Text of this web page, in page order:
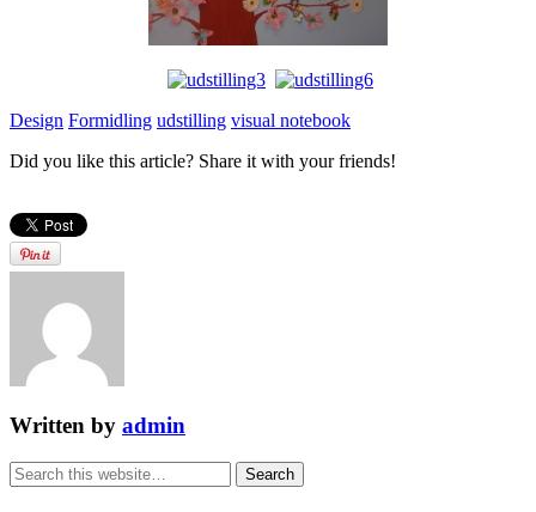
Design Formidling udstilling visual notebook
Did you like this article? Share it with your friends!
Written by admin